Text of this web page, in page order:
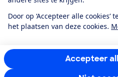
Door op ‘Accepteer alle
het plaatsen van deze cookies.
Accepteer
RSS-feedFacebook
12.901consumentenbeoordelen de